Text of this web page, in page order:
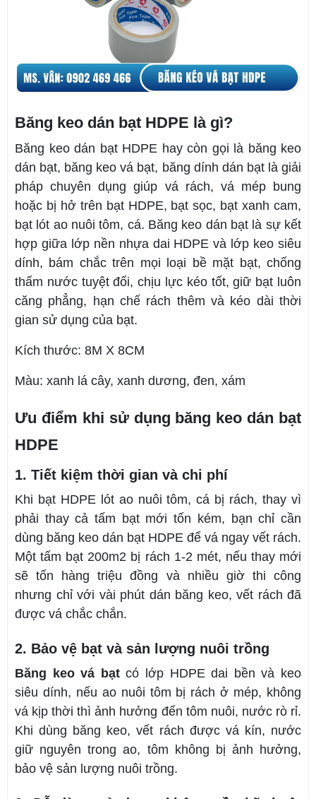
Băng keo dán bạt HDPE là gì?
Băng keo dán bạt HDPE hay còn gọi là băng keo
dán bạt, băng keo vá bạt, băng dính dán bạt là giải
pháp chuyên dụng giúp vá rách, vá mép bung
hoặc bị hở trên bạt HDPE, bạt sọc, bạt xanh cam,
bạt lót ao nuôi tôm, cá. Băng keo dán bạt là sự kết
hợp giữa lớp nền nhựa dai HDPE và lớp keo siêu
dính, bám chắc trên mọi loại bề mặt bạt, chống
thấm nước tuyệt đối, chịu lực kéo tốt, giữ bạt luôn
căng phẳng, hạn chế rách thêm và kéo dài thời
gian sử dụng của bạt.
Kích thước: 8M X 8CM
Màu: xanh lá cây, xanh dương, đen, xám
Ưu điểm khi sử dụng băng keo dán bạt
HDPE
1. Tiết kiệm thời gian và chi phí
Khi bạt HDPE lót ao nuôi tôm, cá bị rách, thay vì
phải thay cả tấm bạt mới tốn kém, bạn chỉ cần
dùng băng keo dán bạt HDPE để vá ngay vết rách.
Một tấm bạt 200m2 bị rách 1-2 mét, nếu thay mới
sẽ tốn hàng triệu đồng và nhiều giờ thi công
nhưng chỉ với vài phút dán băng keo, vết rách đã
được vá chắc chắn.
2. Bảo vệ bạt và sản lượng nuôi trồng
Băng keo vá bạtcó lớp HDPE dai bền và keo
siêu dính, nếu ao nuôi tôm bị rách ở mép, không
vá kịp thời thì ảnh hưởng đến tôm nuôi, nước rò rỉ.
Khi dùng băng keo, vết rách được vá kín, nước
giữ nguyên trong ao, tôm không bị ảnh hưởng,
bảo vệ sản lượng nuôi trồng.